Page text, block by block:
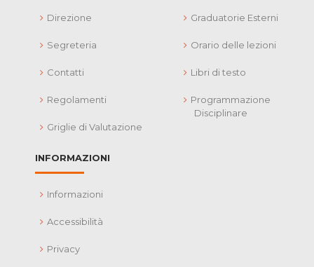
Direzione
Segreteria
Contatti
Regolamenti
Griglie di Valutazione
Graduatorie Esterni
Orario delle lezioni
Libri di testo
Programmazione
Disciplinare
INFORMAZIONI
Informazioni
Accessibilità
Privacy